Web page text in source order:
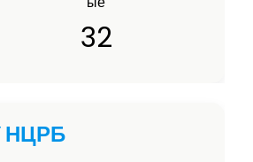
32
НЦРБ